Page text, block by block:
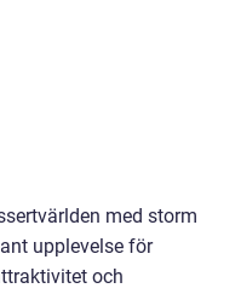
med storm
upplevelse för
och